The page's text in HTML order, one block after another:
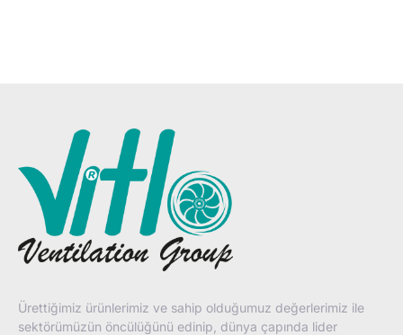
Ürettiğimiz ürünlerimiz ve sahip olduğumuz değerlerimiz ile
sektörümüzün öncülüğünü edinip, dünya çapında lider